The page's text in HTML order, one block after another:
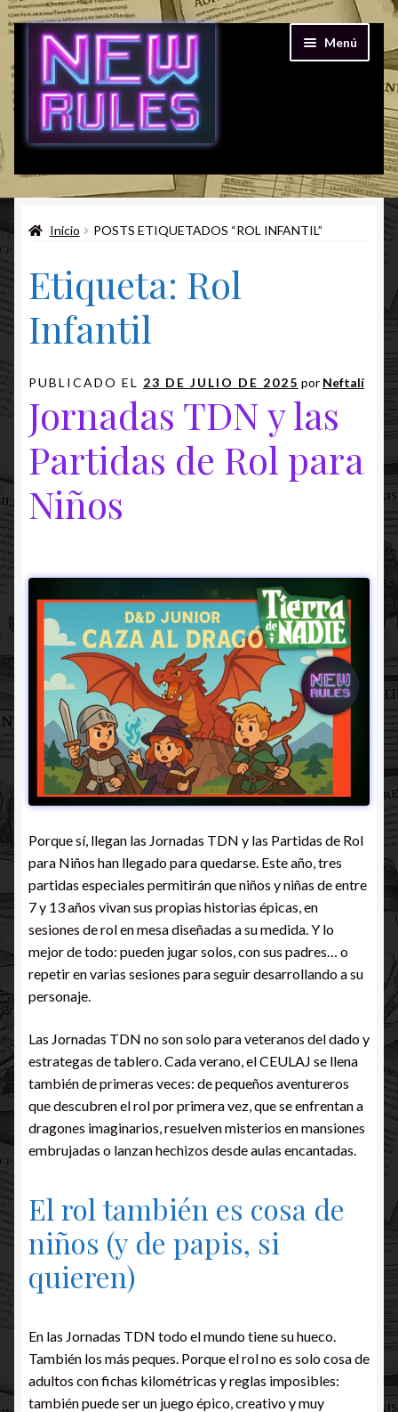
navegación
contenido
Menú
Inicio POSTS ETIQUETADOS “ROL INFANTIL”
Etiqueta: Rol
Infantil
PUBLICADO EL 23 DE JULIO DE 2025 por Neftalí
Jornadas TDN y las
Partidas de Rol para
Niños
Porque sí, llegan las Jornadas TDN y las Partidas de Rol
para Niños han llegado para quedarse. Este año, tres
partidas especiales permitirán que niños y niñas de entre
7 y 13 años vivan sus propias historias épicas, en
sesiones de rol en mesa diseñadas a su medida. Y lo
mejor de todo: pueden jugar solos, con sus padres… o
repetir en varias sesiones para seguir desarrollando a su
personaje.
Las Jornadas TDN no son solo para veteranos del dado y
estrategas de tablero. Cada verano, el CEULAJ se llena
también de primeras veces: de pequeños aventureros
que descubren el rol por primera vez, que se enfrentan a
dragones imaginarios, resuelven misterios en mansiones
embrujadas o lanzan hechizos desde aulas encantadas.
El rol también es cosa de
niños (y de papis, si
quieren)
En las Jornadas TDN todo el mundo tiene su hueco.
También los más peques. Porque el rol no es solo cosa de
adultos con fichas kilométricas y reglas imposibles:
también puede ser un juego épico, creativo y muy